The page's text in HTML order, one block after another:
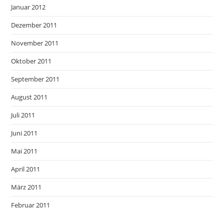
Januar 2012
Dezember 2011
November 2011
Oktober 2011
September 2011
August 2011
Juli 2011
Juni 2011
Mai 2011
April 2011
März 2011
Februar 2011